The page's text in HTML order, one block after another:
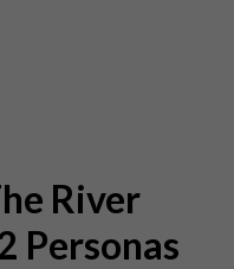
River
Personas